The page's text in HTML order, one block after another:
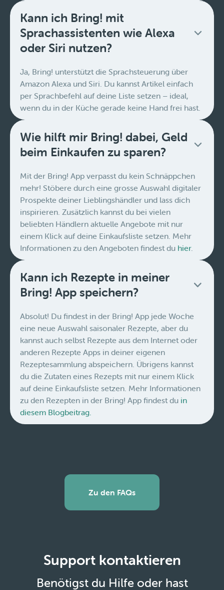
Kann ich Bring! mit
Sprachassistenten wie Alexa
oder Siri nutzen?
Ja, Bring! unterstützt die Sprachsteuerung über
Amazon Alexa und Siri. Du kannst Artikel einfach
per Sprachbefehl auf deine Liste setzen – ideal,
wenn du in der Küche gerade keine Hand frei hast.
Wie hilft mir Bring! dabei, Geld
beim Einkaufen zu sparen?
Mit der Bring! App verpasst du kein Schnäppchen
mehr! Stöbere durch eine grosse Auswahl digitaler
Prospekte deiner Lieblingshändler und lass dich
inspirieren. Zusätzlich kannst du bei vielen
beliebten Händlern aktuelle Angebote mit nur
einem Klick auf deine Einkaufsliste setzen. Mehr
Informationen zu den Angeboten findest du hier.
Kann ich Rezepte in meiner
Bring! App speichern?
Absolut! Du findest in der Bring! App jede Woche
eine neue Auswahl saisonaler Rezepte, aber du
kannst auch selbst Rezepte aus dem Internet oder
anderen Rezepte Apps in deiner eigenen
Rezeptesammlung abspeichern. Übrigens kannst
du die Zutaten eines Rezepts mit nur einem Klick
auf deine Einkaufsliste setzen. Mehr Informationen
zu den Rezepten in der Bring! App findest du in
diesem Blogbeitrag.
Zu den FAQs
Support kontaktieren
Benötigst du Hilfe oder hast